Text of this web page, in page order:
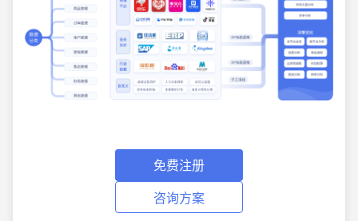
免费注册
咨询方案